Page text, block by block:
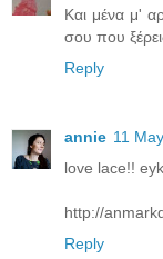
Και μένα μ'
σου που
Reply
annie 11
love lace!!
http://
Reply